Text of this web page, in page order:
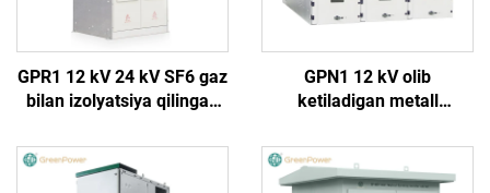
GPR1 12 kV 24 kV SF6 gaz
bilan izolyatsiya qilingan
GPN1 12 kV olib
ketiladigan metall
qurilma